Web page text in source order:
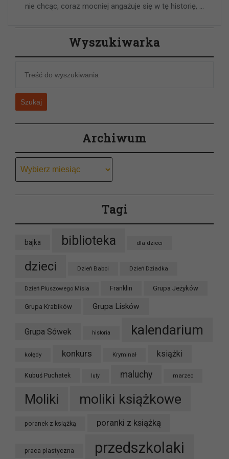
nie chcąc, coraz mocniej angażuje się w tę historię, …
Wyszukiwarka
Szukaj
Archiwum
Tagi
bajka biblioteka dla dzieci
dzieci Dzień Babci Dzień Dziadka
Dzień Pluszowego Misia Franklin Grupa Jeżyków
Grupa Krabików Grupa Lisków
Grupa Sówek historia kalendarium
kolędy konkurs Kryminał książki
Kubuś Puchatek luty maluchy marzec
Moliki moliki książkowe
poranek z książką poranki z książką
praca plastyczna przedszkolaki